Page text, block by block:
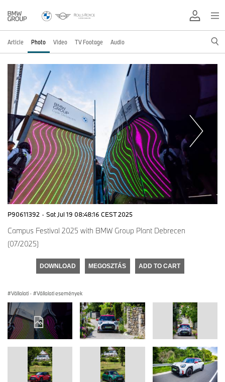
Article Photo Video TV Footage Audio
P90611392 · Sat Jul 19 08:48:16 CEST 2025
Campus Festival 2025 with BMW Group Plant Debrecen
(07/2025)
DOWNLOAD MEGOSZTÁS ADD TO CART
Vállalati · Vállalati események